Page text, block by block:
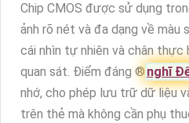
Chip CMOS được sử dụng
ảnh rõ nét và đa dạng về màu
cái nhìn tự nhiên và chân
quan sát. Điểm đáng ®️ nghĩ
nhớ, cho phép lưu trữ dữ liệu
trên thẻ mà không cần phụ